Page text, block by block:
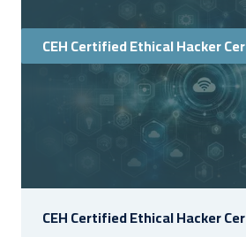
CEH Certified Ethical Hacker
CEH Certified Ethical Hacker